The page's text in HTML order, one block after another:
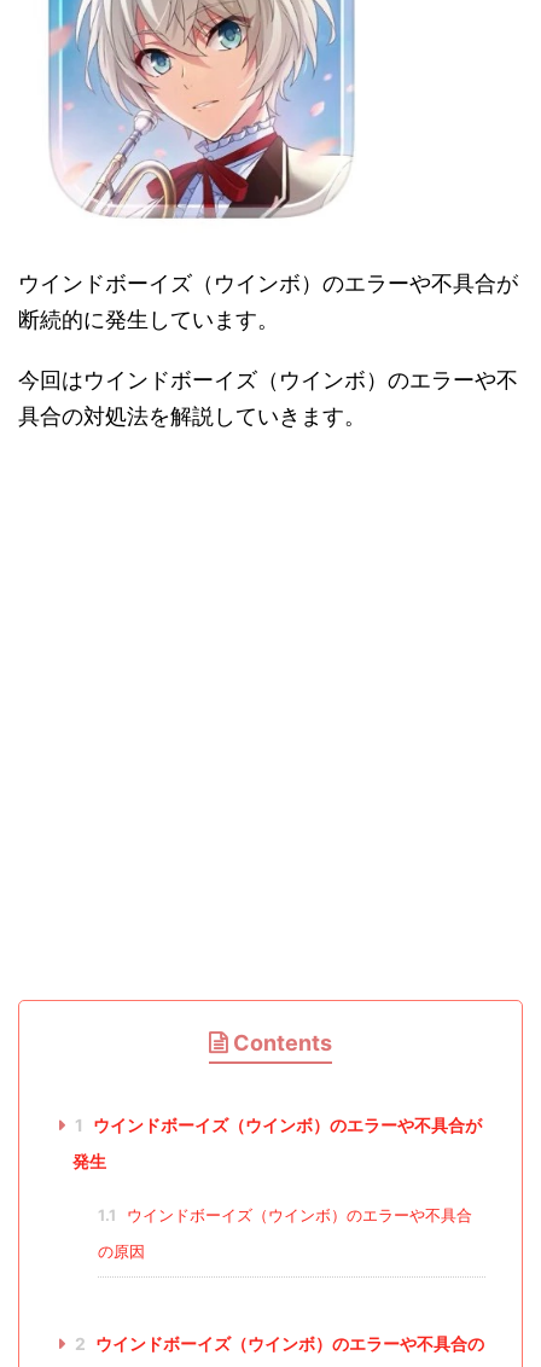
ウインドボーイズ（ウインボ）のエラーや不具合が
断続的に発生しています。
今回はウインドボーイズ（ウインボ）のエラーや不
具合の対処法を解説していきます。
Contents
1
ウインドボーイズ（ウインボ）のエラーや不具合が
発生
1.1
ウインドボーイズ（ウインボ）のエラーや不具合
の原因
2 ウインドボーイズ（ウインボ）のエラーや不具合の